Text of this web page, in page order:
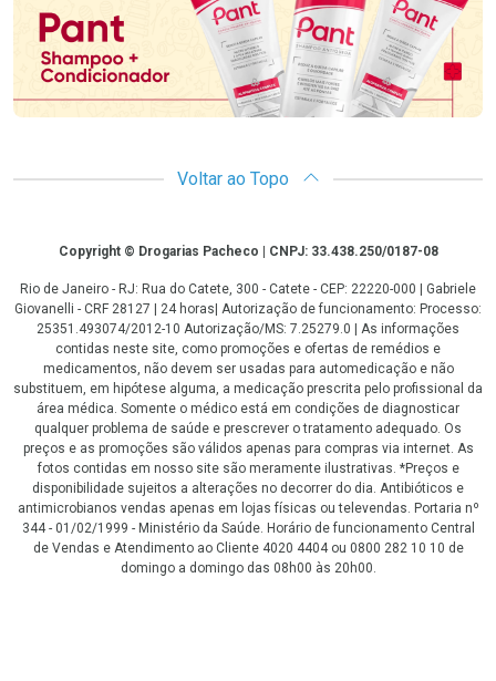
Voltar ao Topo
CopyrightCopyright © Drogarias Pacheco | CNPJ: 33.438.250/0187-08
Rio de Janeiro - RJ: Rua do Catete, 300 - Catete - CEP: 22220-000 | Gabriele
Giovanelli - CRF 28127 | 24 horas| Autorização de funcionamento: Processo:
25351.493074/2012-10 Autorização/MS: 7.25279.0 | As informações
contidas neste site, como promoções e ofertas de remédios e
medicamentos, não devem ser usadas para automedicação e não
substituem, em hipótese alguma, a medicação prescrita pelo profissional da
área médica. Somente o médico está em condições de diagnosticar
qualquer problema de saúde e prescrever o tratamento adequado. Os
preços e as promoções são válidos apenas para compras via internet. As
fotos contidas em nosso site são meramente ilustrativas. *Preços e
disponibilidade sujeitos a alterações no decorrer do dia. Antibióticos e
antimicrobianos vendas apenas em lojas físicas ou televendas. Portaria nº
344 - 01/02/1999 - Ministério da Saúde. Horário de funcionamento Central
de Vendas e Atendimento ao Cliente 4020 4404 ou 0800 282 10 10 de
domingo a domingo das 08h00 às 20h00.